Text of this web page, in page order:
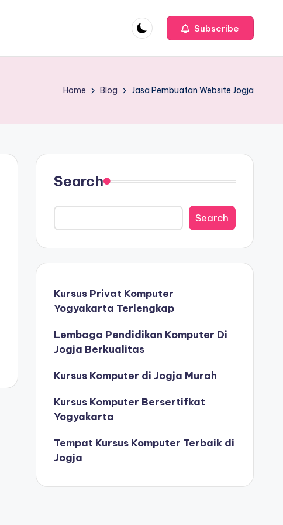
Subscribe
Home Blog Jasa Pembuatan Website Jogja
Search
Search
Kursus Privat Komputer
Yogyakarta Terlengkap
Lembaga Pendidikan Komputer Di
Jogja Berkualitas
Kursus Komputer di Jogja Murah
Kursus Komputer Bersertifkat
Yogyakarta
Tempat Kursus Komputer Terbaik di
Jogja